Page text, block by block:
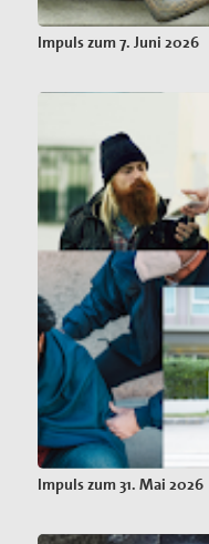
Impuls zum 7. Juni 2026
Impuls zum 31. Mai 2026